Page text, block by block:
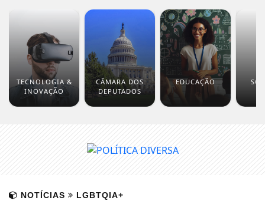
TECNOLOGIA &
INOVAÇÃO
CÂMARA DOS
DEPUTADOS
EDUCAÇÃO
NOTÍCIAS LGBTQIA+